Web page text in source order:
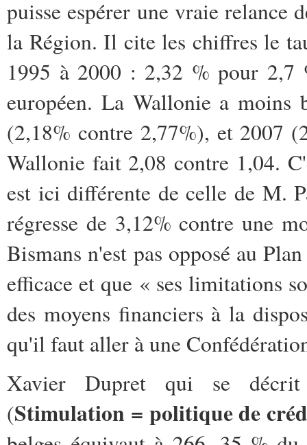
puisse espérer une vraie relance
la Région. Il cite les chiffres le
1995 à 2000 : 2,32 % pour 2,7
européen. La Wallonie a moins
(2,18% contre 2,77%), et 2007
Wallonie fait 2,08 contre 1,04.
est ici différente de celle de M.
régresse de 3,12% contre une
Bismans n'est pas opposé au
efficace et que « ses limitations
des moyens financiers à la
qu'il faut aller à une
Xavier Dupret qui se décrit
(Stimulation = politique de